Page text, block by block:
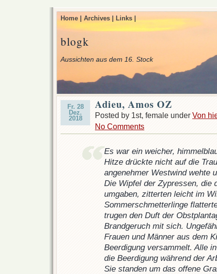
Home | Archives | Links |
blogk
Aussichten aus dem 16. Stock
Fr. 28
Dez.
2018
Adieu, Amos OZ
Posted by 1st, female under Von
No Comments
Es war ein weicher,
Hitze drückte nicht auf die
angenehmer Westwind wehte
Die Wipfel der Zypressen, die
umgaben, zitterten leicht im
Sommerschmetterlinge
trugen den Duft der
Brandgeruch mit sich.
Frauen und Männer aus dem
Beerdigung versammelt. Alle
die Beerdigung während der
Sie standen um das offene